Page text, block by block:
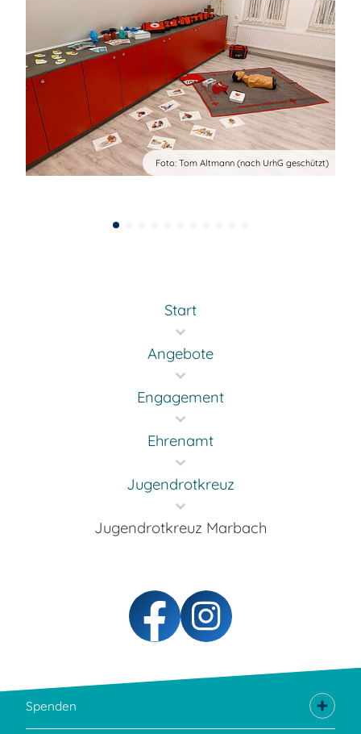
Foto: Tom Altmann (nach UrhG geschützt)
Start
Angebote
Engagement
Ehrenamt
Jugendrotkreuz
Jugendrotkreuz Marbach
Spenden